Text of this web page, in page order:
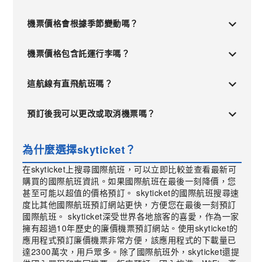
機票價格會根據季節變動嗎？
機票價格包含託運行李嗎？
這航線有直飛航班嗎？
預訂後我可以更改或取消機票嗎？
為什麼選擇skyticket？
在skyticket上搜尋國際航班，可以立即比較並查看最新可
購買的國際航班資訊。如果國際航班在最後一刻降價，您
甚至可能以超值的價格預訂。 skyticket的國際航班搜尋速
度比其他國際航班預訂網站更快，方便您在最後一刻預訂
國際航班。 skyticket深受世界各地旅客的喜愛，作為一家
擁有超過10年歷史的廉價機票預訂網站。使用skyticket的
應用程式預訂廉價機票非常方便，該應用程式的下載量已
達2300萬次，用戶眾多。除了國際航班外，skyticket還提